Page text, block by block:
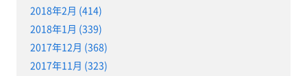
2018年2月 (414)
2018年1月 (339)
2017年12月 (368)
2017年11月 (323)